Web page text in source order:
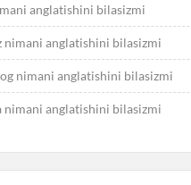
anglatishini bilasizmi
nimani anglatishini bilasizmi
nimani anglatishini bilasizmi
nimani anglatishini bilasizmi